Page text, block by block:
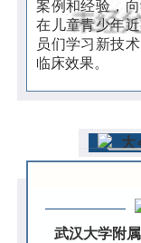
案例和经验，
在儿童青少年
员们学习新技
临床效果。
大
武汉大学附